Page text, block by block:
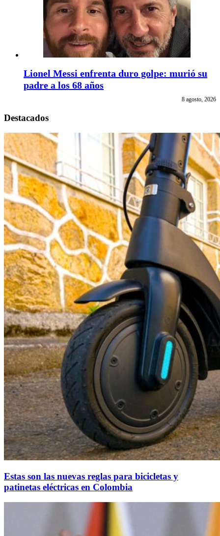
Lionel Messi enfrenta duro golpe: murió su
padre a los 68 años
8 agosto, 2026
Destacados
Estas son las nuevas reglas para bicicletas y
patinetas eléctricas en Colombia